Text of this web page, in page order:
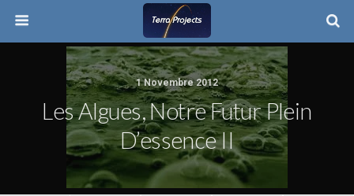
1 Novembre 2012
Les Algues, Notre Futur Plein
D’essence II